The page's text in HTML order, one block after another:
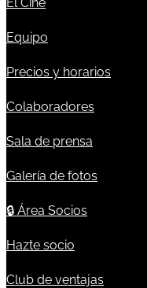
Equipo
Precios y horarios
Colaboradores
Sala de prensa
Galería de fotos
🔒 Área Socios
Hazte socio
Club de ventajas